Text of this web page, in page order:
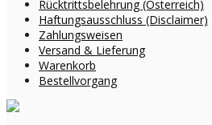
Rücktrittsbelehrung (Österreich)
Haftungsausschluss (Disclaimer)
Zahlungsweisen
Versand & Lieferung
Warenkorb
Bestellvorgang